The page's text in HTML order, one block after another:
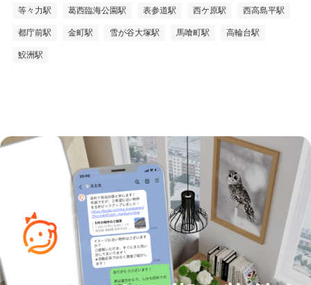
等々力駅 葛西臨海公園駅 表参道駅 西ケ原駅 西高島平駅
都庁前駅 金町駅 雪が谷大塚駅 馬喰町駅 高輪台駅
鮫洲駅